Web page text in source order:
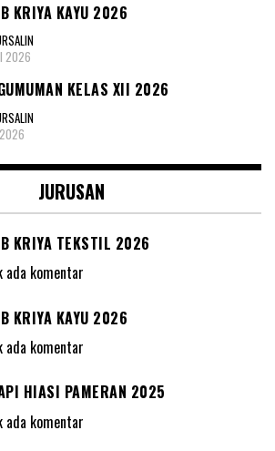
KRIYA KAYU 2026
2026
KELAS XII 2026
JURUSAN
KRIYA TEKSTIL 2026
ada komentar
KRIYA KAYU 2026
ada komentar
HIASI PAMERAN 2025
ada komentar